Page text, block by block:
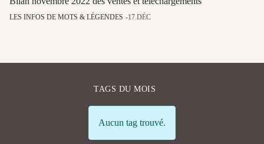
LES INFOS DE MOTS & LÉGENDES 17.DÉC
TAGS DU MOIS
Info
Aucun tag trouvé.